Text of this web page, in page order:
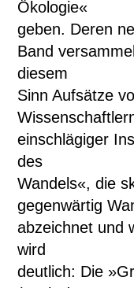
Ökologie«
geben. Deren
Band
diesem
Sinn Aufsätze
einschlägiger
des
Wandels«, die
gegenwärtig
abzeichnet und
wird
deutlich: Die